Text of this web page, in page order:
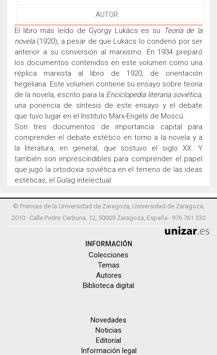
AUTOR
El libro más leído de György Lukács es su
Teoría de la
novela(1920), a pesar de que Lukács lo condenó por ser
anterior a su conversión al marxismo. En 1934 preparó
los documentos contenidos en este volumen como una
réplica marxista al libro de 1920, de orientación
hegeliana. Este volumen contiene su ensayo sobre teoría
de la novela, escrito para la Enciclopedia literaria soviética,
una ponencia de síntesis de este ensayo y el debate
que tuvo lugar en el Instituto Marx-Engels de Moscú.
Son tres documentos de importancia capital para
comprender el debate estético en torno a la novela y a
la literatura, en general, que sostuvo el siglo XX. Y
también son imprescindibles para comprender el papel
que jugó la ortodoxia soviética en el terreno de las ideas
estéticas, el Gulag intelectual.
© Prensas de la Universidad de Zaragoza, Universidad de Zaragoza,
2010 · Calle Pedro Cerbuna, 12, 50009 Zaragoza, España · 976 761 330
INFORMACIÓN
Colecciones
Temas
Autores
Biblioteca digital
Novedades
Noticias
Editorial
Información legal